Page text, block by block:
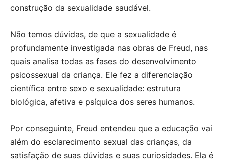
construção da sexualidade saudável.
Não temos dúvidas, de que a sexualidade é
profundamente investigada nas obras de Freud, nas
quais analisa todas as fases do desenvolvimento
psicossexual da criança. Ele fez a diferenciação
científica entre sexo e sexualidade: estrutura
biológica, afetiva e psíquica dos seres humanos.
Por conseguinte, Freud entendeu que a educação vai
além do esclarecimento sexual das crianças, da
satisfação de suas dúvidas e suas curiosidades. Ela é